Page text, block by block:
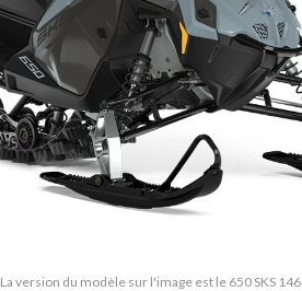
La version du modèle sur l'image est le 650 SKS 146